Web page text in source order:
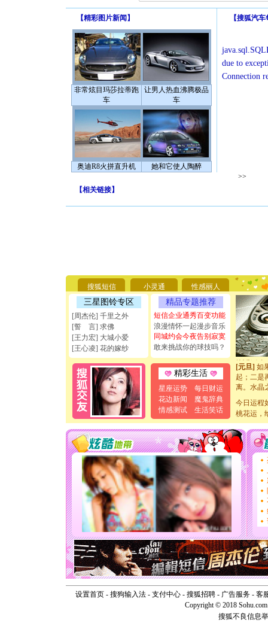
【精彩图片新闻 】
非常炫目玛莎拉蒂跑
车
让男人热血沸腾极品
车
奥迪R8火拼直升机 她和它使人陶醉
【搜狐汽车
due to
Connection
>>
【相关链接】
搜狐短信 小灵通 性感丽人
三星图铃专区
[周杰伦] 千里之外
[誓 言] 求佛
[王力宏] 大城小爱
[王心凌] 花的嫁纱
精品专题推荐
短信企业通秀百变功能
浪漫情怀一起漫步音乐
同城约会今夜告别寂寞
敢来挑战你的球技吗？
精彩生活
星座运势
每日财运
花边新闻
魔鬼辞典
情感测试
生活笑话
[圣诞节]
能正大光
天都要快
[圣诞节]
如意,快
[元旦]看
断电。爱
你是我专
[元旦] 如
起；二是
离。水晶
[元旦] 当
泣，这痛
卖了。水
[春节]风
颜！冬去
道一声
[春节]传
片叶子
送你一
[圣诞节]
你太多
要平安
[圣诞节]
能正大
天都要快
[圣诞节]
如意,快
[元旦]看
断电。爱
你是我专
[元旦] 如
起；二是
离。水晶
今日运程
桃花运，
设置首页- 搜狗输入法- 支付中心- 搜狐招聘- 广告服务- 客
Copyright © 2018
搜狐不良信息